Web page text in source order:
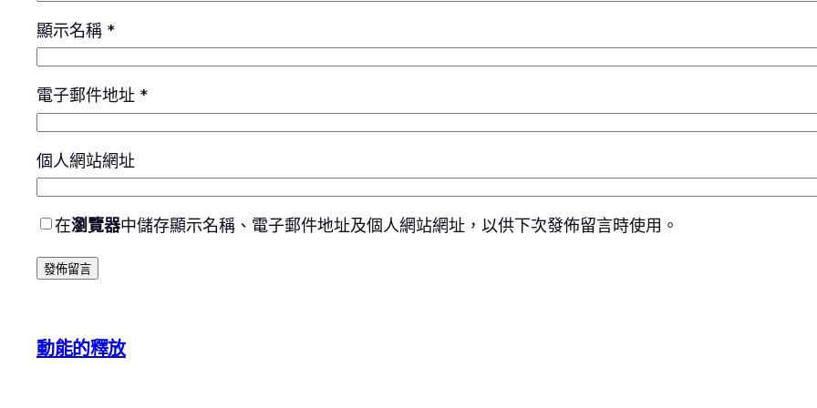
顯示名稱 *
電子郵件地址 *
個人網站網址
在瀏覽器中儲存顯示名稱、電子郵件地址及個人網站網址，以供下次發佈留言時使用。
動能的釋放